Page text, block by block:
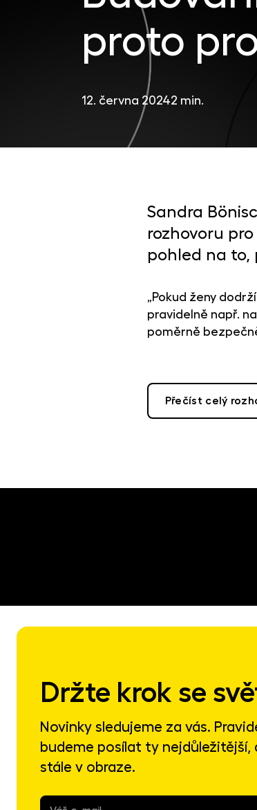
proto
12. června 20242 min.
Sandra
rozhovoru
pohled na to,
„Pokud ženy
pravidelně např.
poměrně
Přečíst celý
Držte krok se
Novinky sledujeme za vás.
budeme posílat ty nejdůležitější,
stále v obraze.
E-